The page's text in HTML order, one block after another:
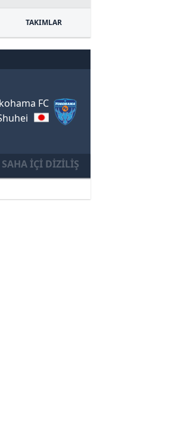
TAKIMLAR
FC
SAHA İÇI DIZILIŞ